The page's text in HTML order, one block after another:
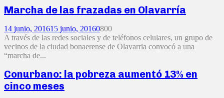
Marcha de las frazadas en Olavarría
14 junio, 201615 junio, 20160800
A través de las redes sociales y de teléfonos celulares, un grupo de
vecinos de la ciudad bonaerense de Olavarria convocó a una
“marcha de...
Conurbano: la pobreza aumentó 13% en
cinco meses